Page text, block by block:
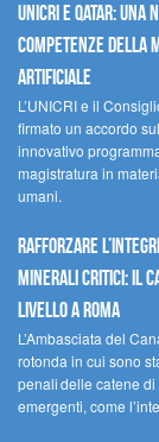
UNICRI e Qatar:
competenze della
artificiale
L’UNICRI e il
firmato un accordo
innovativo
magistratura in
umani.
Rafforzare
minerali critici: il
livello a Roma
L’Ambasciata del
rotonda in cui sono
penali delle catene
emergenti, come